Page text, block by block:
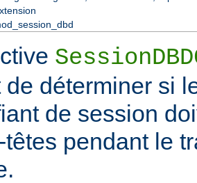
de déterminer si
de session
têtes pendant le